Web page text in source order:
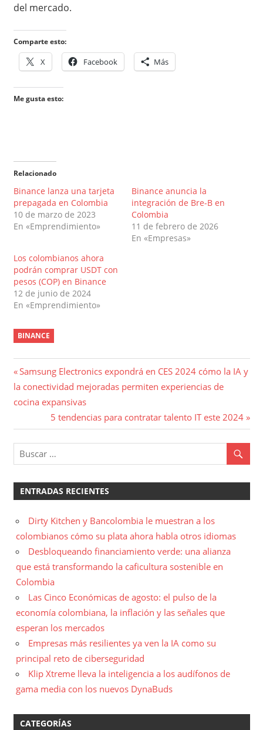
del mercado.
Comparte esto:
X Facebook Más
Me gusta esto:
Relacionado
Binance lanza una tarjeta
prepagada en Colombia
10 de marzo de 2023
En «Emprendimiento»
Binance anuncia la
integración de Bre-B en
Colombia
11 de febrero de 2026
En «Empresas»
Los colombianos ahora
podrán comprar USDT con
pesos (COP) en Binance
12 de junio de 2024
En «Emprendimiento»
BINANCE
Navegación
de
entradas
Entrada
anterior:
Samsung Electronics expondrá en CES 2024 cómo la IA y
la conectividad mejoradas permiten experiencias de
cocina expansivas
Entrada
siguiente:
5 tendencias para contratar talento IT este 2024
ENTRADAS RECIENTES
Dirty Kitchen y Bancolombia le muestran a los
colombianos cómo su plata ahora habla otros idiomas
Desbloqueando financiamiento verde: una alianza
que está transformando la caficultura sostenible en
Colombia
Las Cinco Económicas de agosto: el pulso de la
economía colombiana, la inflación y las señales que
esperan los mercados
Empresas más resilientes ya ven la IA como su
principal reto de ciberseguridad
Klip Xtreme lleva la inteligencia a los audífonos de
gama media con los nuevos DynaBuds
CATEGORÍAS